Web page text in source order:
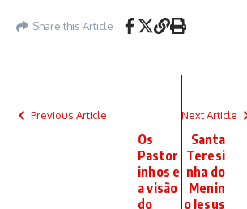
Share this Article
Previous Article
Os
Pastor
inhos e
a visão
do
Next Article
Santa
Teresi
nha do
Menin
o Jesus